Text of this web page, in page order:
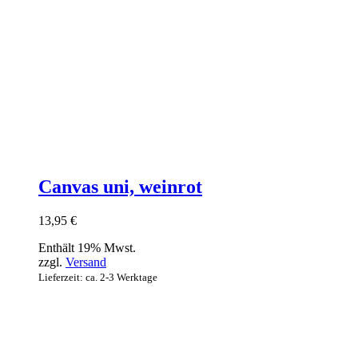
Canvas uni, weinrot
13,95 €
Enthält 19% Mwst.
zzgl. Versand
Lieferzeit: ca. 2-3 Werktage